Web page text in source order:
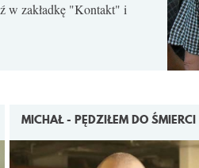
w zakładkę "Kontakt" i
MICHAŁ - PĘDZIŁEM DO ŚMIERCI